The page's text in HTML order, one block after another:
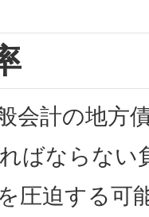
会計の地方
ばならない
圧迫する可